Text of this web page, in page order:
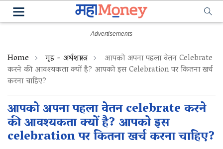
Home गृह - अर्थशास्त्र आपको अपना पहला वेतन Celebrate
करने की आवश्यकता क्यों है? आपको इस Celebration पर कितना खर्च
करना चाहिए?
आपको अपना पहला वेतन celebrate करने
की आवश्यकता क्यों है? आपको इस
celebration पर कितना खर्च करना चाहिए?